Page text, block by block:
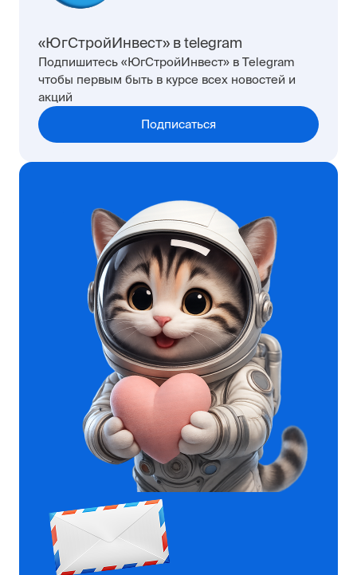
«ЮгСтройИнвест» в telegram
Подпишитесь «ЮгСтройИнвест» в Telegram
чтобы первым быть в курсе всех новостей и
акций
Подписаться